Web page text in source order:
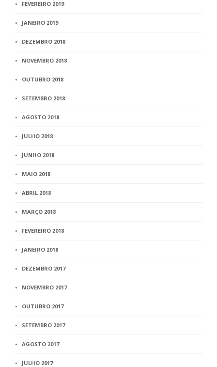
FEVEREIRO 2019
JANEIRO 2019
DEZEMBRO 2018
NOVEMBRO 2018
OUTUBRO 2018
SETEMBRO 2018
AGOSTO 2018
JULHO 2018
JUNHO 2018
MAIO 2018
ABRIL 2018
MARÇO 2018
FEVEREIRO 2018
JANEIRO 2018
DEZEMBRO 2017
NOVEMBRO 2017
OUTUBRO 2017
SETEMBRO 2017
AGOSTO 2017
JULHO 2017